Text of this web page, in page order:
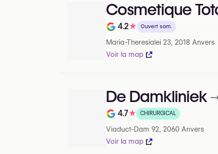
Cosmetique
Note de sur 5 sur Google
4.2★ Ouvert sam.
Maria-Theresialei 23, 2018 Anvers
Voir la map
De Damkliniek
Note de sur 5 sur Google
4.7★ CHIRURGICAL
Viaduct-Dam 92, 2060 Anvers
Voir la map